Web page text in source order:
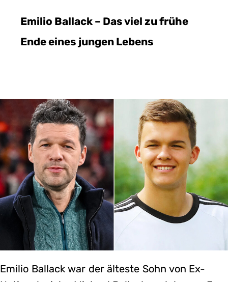
Emilio Ballack – Das viel zu frühe
Ende eines jungen Lebens
Emilio Ballack war der älteste Sohn von Ex-